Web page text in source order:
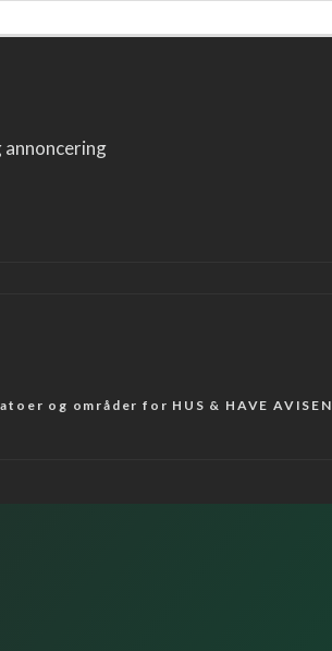
annoncering
og områder for HUS & HAVE AVISEN